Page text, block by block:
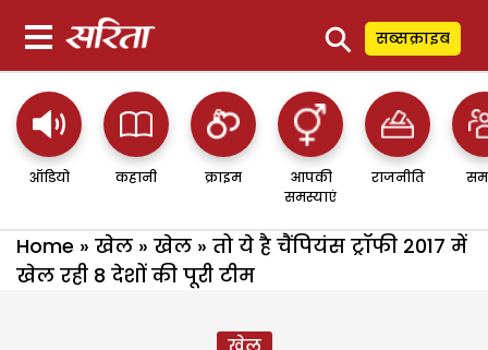
⚲ सब्सक्राइब
ऑडियो कहानी क्राइम
आपकी
समस्याएं
राजनीति
Home » खेल » खेल » तो ये है चैंपियंस ट्रॉफी 2017 में
खेल रही 8 देशों की पूरी टीम